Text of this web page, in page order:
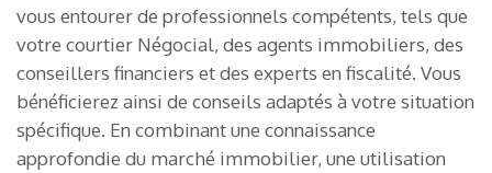
vous entourer de professionnels compétents, tels que
votre courtier Négocial, des agents immobiliers, des
conseillers financiers et des experts en fiscalité. Vous
bénéficierez ainsi de conseils adaptés à votre situation
spécifique. En combinant une connaissance
approfondie du marché immobilier, une utilisation